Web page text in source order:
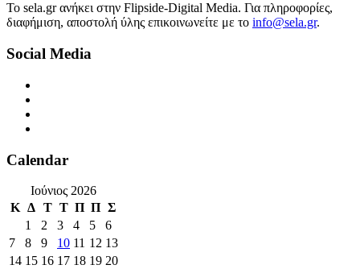
Το sela.gr ανήκει στην Flipside-Digital Media. Για πληροφορίες,
διαφήμιση, αποστολή ύλης επικοινωνείτε με το info@sela.gr.
Social Media
Calendar
Ιούνιος 2026
Κ Δ Τ Τ Π Π Σ
1
2 3 4 5
6
7
8 9 10 11 12 13
14 15 16 17 18 19 20